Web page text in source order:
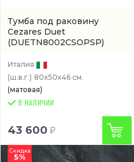
Тумба под раковину
Cezares Duet
(DUETN8002CSOPSP)
Италия
(ш.в.г.) 80x50x46 см.
(матовая)
В НАЛИЧИИ
43 600
Скидка
5%